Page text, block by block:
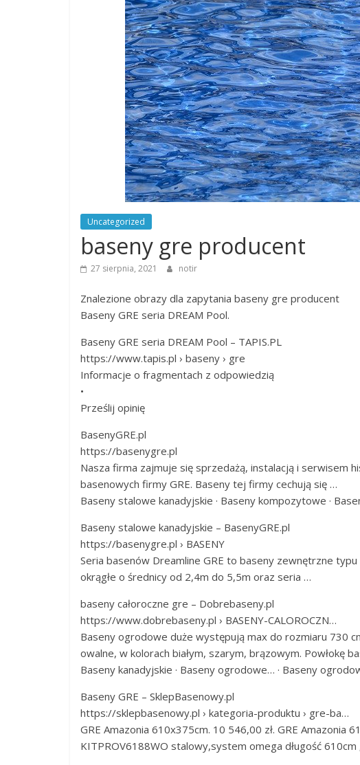
Uncategorized
baseny gre producent
27 sierpnia, 2021 notir
Znalezione obrazy dla zapytania baseny gre producent
Baseny GRE seria DREAM Pool.
Baseny GRE seria DREAM Pool – TAPIS.PL
https://www.tapis.pl › baseny › gre
Informacje o fragmentach z odpowiedzią
•
Prześlij opinię
BasenyGRE.pl
https://basenygre.pl
Nasza firma zajmuje się sprzedażą, instalacją i serwisem
basenowych firmy GRE. Baseny tej firmy cechują się …
‎Baseny stalowe kanadyjskie · ‎Baseny kompozytowe ·
Baseny stalowe kanadyjskie – BasenyGRE.pl
https://basenygre.pl › BASENY
Seria basenów Dreamline GRE to baseny zewnętrzne
okrągłe o średnicy od 2,4m do 5,5m oraz seria …
baseny całoroczne gre – Dobrebaseny.pl
https://www.dobrebaseny.pl › BASENY-CALOROCZN…
Baseny ogrodowe duże występują max do rozmiaru 730
owalne, w kolorach białym, szarym, brązowym. Powłokę
‎Baseny kanadyjskie · ‎Baseny ogrodowe… · ‎Baseny
Baseny GRE – SklepBasenowy.pl
https://sklepbasenowy.pl › kategoria-produktu › gre-ba…
GRE Amazonia 610x375cm. 10 546,00 zł. GRE Amazonia
KITPROV6188WO stalowy,system omega długość